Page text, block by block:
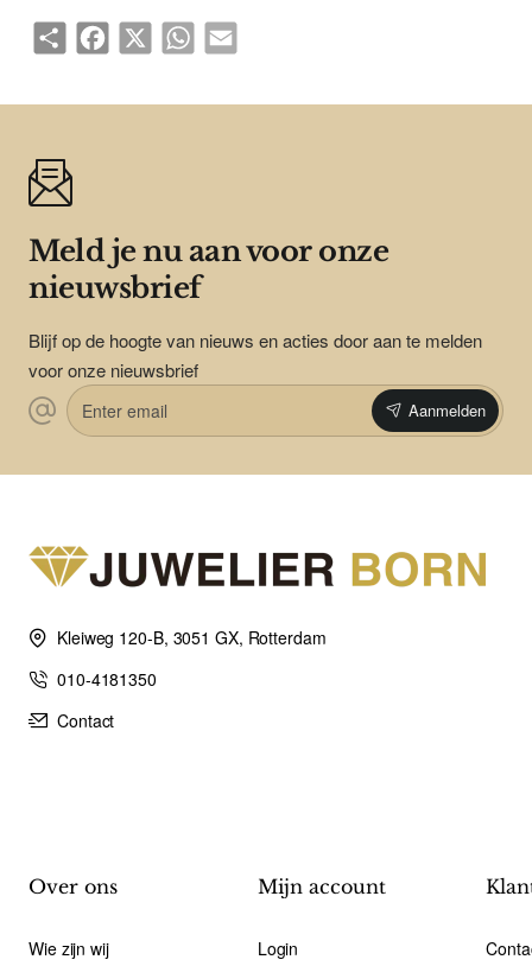
ShareFacebook
X WhatsAppEmail
Meld je nu aan voor onze
nieuwsbrief
Blijf op de hoogte van nieuws en acties door aan te melden
voor onze nieuwsbrief
Enter
email
Aanmelden
Kleiweg 120-B, 3051 GX, Rotterdam
010-4181350
Contact
Over ons
Wie zijn wij
Mijn account
Login